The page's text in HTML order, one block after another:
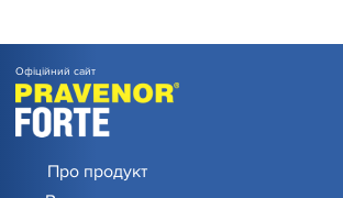
Офіційний сайт
Про продукт